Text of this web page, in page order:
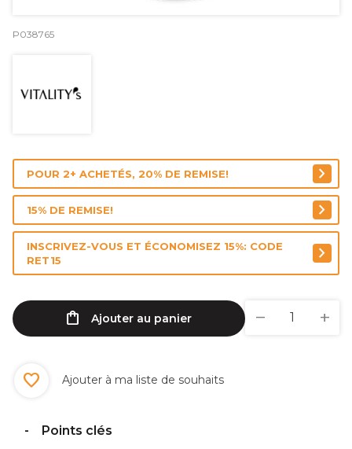
P038765
POUR 2+ ACHETÉS, 20% DE REMISE!
15% DE REMISE!
INSCRIVEZ-VOUS ET ÉCONOMISEZ 15%: CODE
RET15
Ajouter au panier
Ajouter à ma liste de souhaits
Points clés